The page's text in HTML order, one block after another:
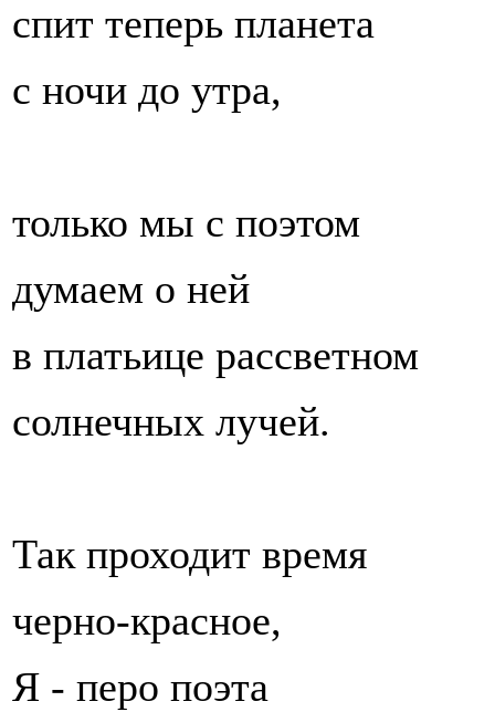
спит теперь планета
с ночи до утра,
только мы с поэтом
думаем о ней
в платьице рассветном
солнечных лучей.
Так проходит время
черно-красное,
Я - перо поэта